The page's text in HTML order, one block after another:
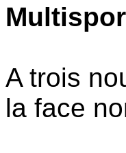
A trois
la face